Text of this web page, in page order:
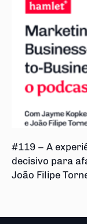
#119 – A
decisivo para
João Filipe